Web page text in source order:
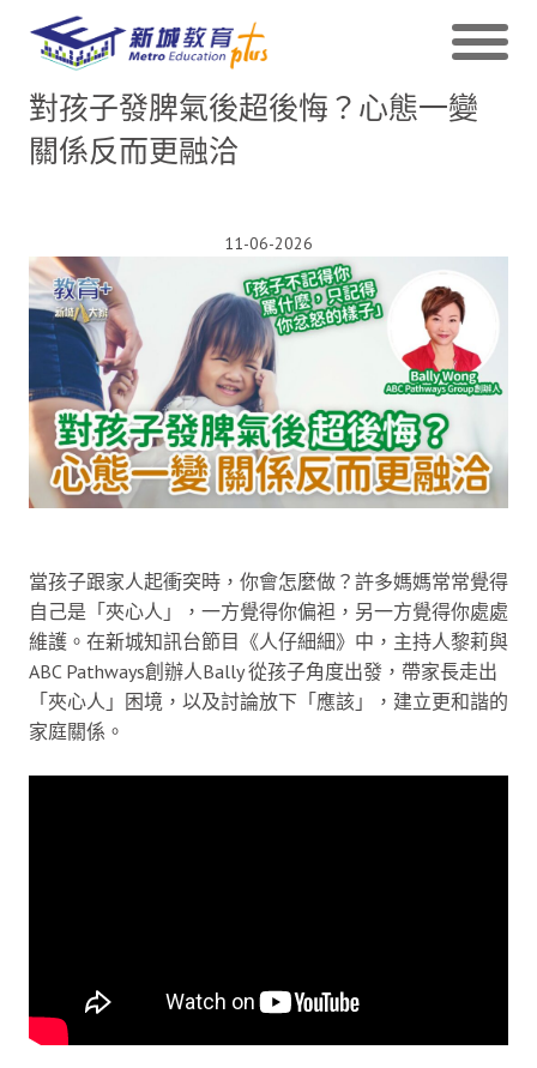
對孩子發脾氣後超後悔？心態一變
關係反而更融洽
11-06-2026
當孩子跟家人起衝突時，你會怎麼做？許多媽媽常常覺得
自己是「夾心人」，一方覺得你偏袒，另一方覺得你處處
維護。在新城知訊台節目《人仔細細》中，主持人黎莉與
ABC Pathways創辦人Bally 從孩子角度出發，帶家長走出
「夾心人」困境，以及討論放下「應該」，建立更和諧的
家庭關係。